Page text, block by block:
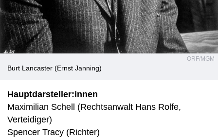
ORF/MGM
Burt Lancaster (Ernst Janning)
Hauptdarsteller:innen
Maximilian Schell (Rechtsanwalt Hans Rolfe,
Verteidiger)
Spencer Tracy (Richter)